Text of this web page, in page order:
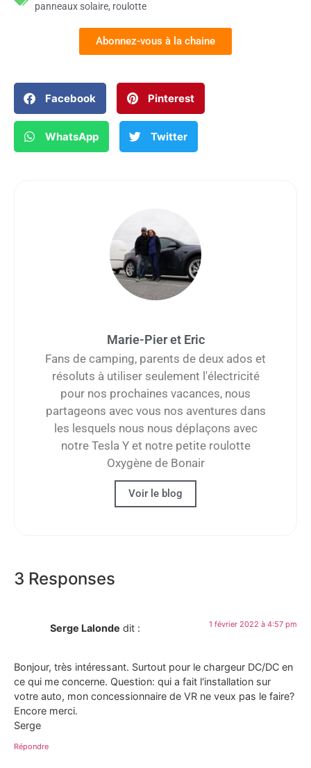
panneaux solaire, roulotte
Abonnez-vous à la chaine
Facebook Pinterest
WhatsApp Twitter
Marie-Pier et Eric
Fans de camping, parents de deux ados et
résoluts à utiliser seulement l'électricité
pour nos prochaines vacances, nous
partageons avec vous nos aventures dans
les lesquels nous nous déplaçons avec
notre Tesla Y et notre petite roulotte
Oxygène de Bonair
Voir le blog
3 Responses
Serge Lalonde dit : 1 février 2022 à 4:57 pm
Bonjour, très intéressant. Surtout pour le chargeur DC/DC en
ce qui me concerne. Question: qui a fait l'installation sur
votre auto, mon concessionnaire de VR ne veux pas le faire?
Encore merci.
Serge
Répondre